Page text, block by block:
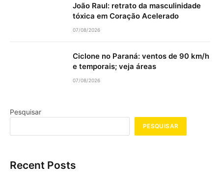
João Raul: retrato da masculinidade
tóxica em Coração Acelerado
07/08/2026
Ciclone no Paraná: ventos de 90 km/h
e temporais; veja áreas
07/08/2026
Pesquisar
PESQUISAR
Recent Posts